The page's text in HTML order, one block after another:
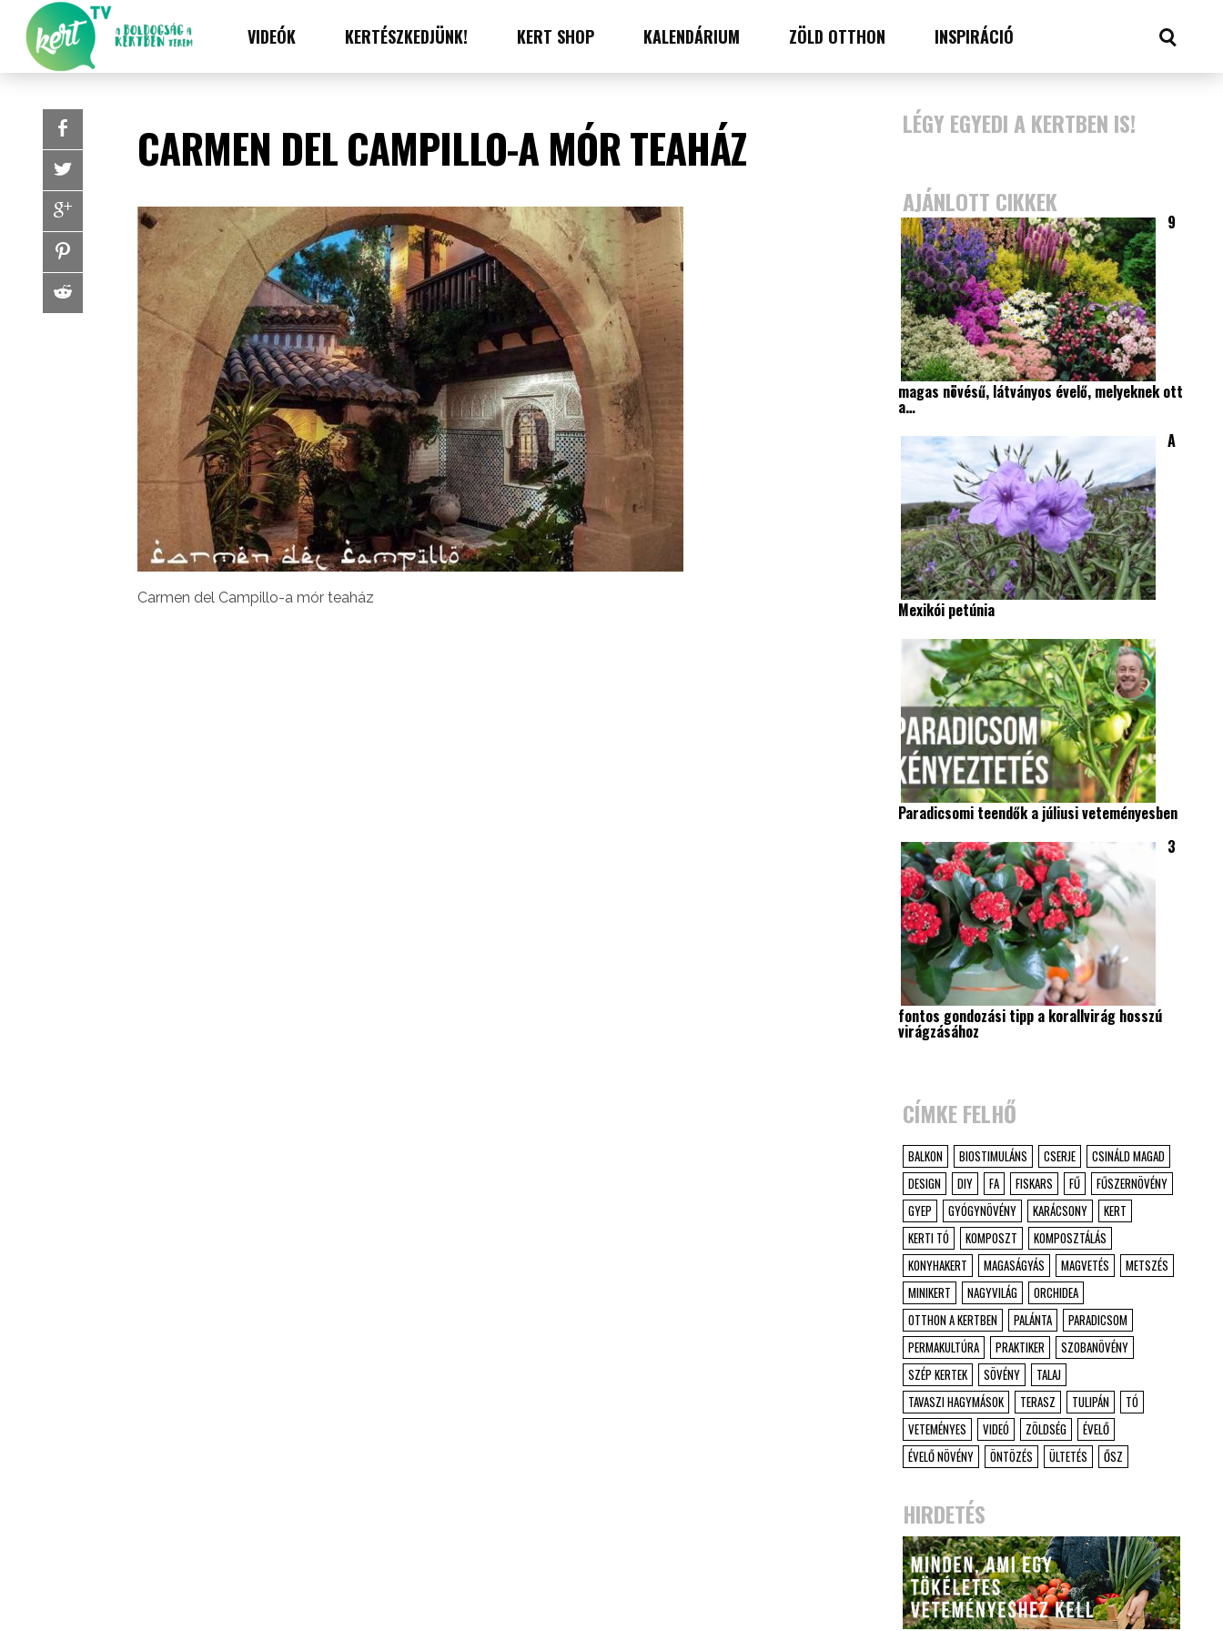
VIDEÓK KERTÉSZKEDJÜNK! KERT SHOP KALENDÁRIUM ZÖLD OTTHON INSPIRÁCIÓ
CARMEN DEL CAMPILLO-A MÓR TEAHÁZ
Carmen del Campillo-a mór teaház
LÉGY EGYEDI A KERTBEN IS!
AJÁNLOTT CIKKEK
9
magas növésű, látványos évelő, melyeknek ott
a…
A
Mexikói petúnia
Paradicsomi teendők a júliusi veteményesben
3
fontos gondozási tipp a korallvirág hosszú
virágzásához
CÍMKE FELHŐ
BALKON BIOSTIMULÁNS CSERJE
CSINÁLD MAGAD
DESIGN
DIY FA FISKARS FŰ
FŰSZERNÖVÉNY
GYEP
GYÓGYNÖVÉNY KARÁCSONY
KERT
KERTI TÓ
KOMPOSZT
KOMPOSZTÁLÁS
KONYHAKERT
MAGASÁGYÁS MAGVETÉS
METSZÉS
MINIKERT
NAGYVILÁG
ORCHIDEA
OTTHON A KERTBEN
PALÁNTA
PARADICSOM
PERMAKULTÚRA
PRAKTIKER
SZOBANÖVÉNY
SZÉP KERTEK
SÖVÉNY
TALAJ
TAVASZI HAGYMÁSOK
TERASZ TULIPÁN
TÓ
VETEMÉNYES
VIDEÓ ZÖLDSÉG
ÉVELŐ
ÉVELŐ NÖVÉNY
ÖNTÖZÉS ÜLTETÉS ŐSZ
HIRDETÉS